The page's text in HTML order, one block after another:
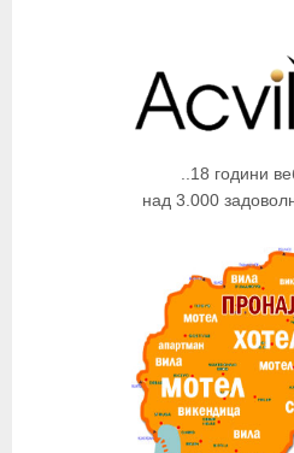
..18 години
над 3.000